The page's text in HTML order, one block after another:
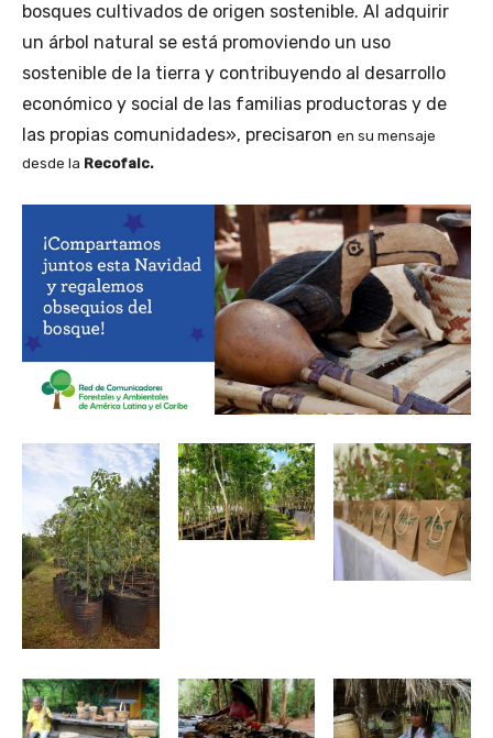
bosques cultivados de origen sostenible. Al adquirir
un árbol natural se está promoviendo un uso
sostenible de la tierra y contribuyendo al desarrollo
económico y social de las familias productoras y de
las propias comunidades», precisaron en su mensaje
desde la Recofalc.